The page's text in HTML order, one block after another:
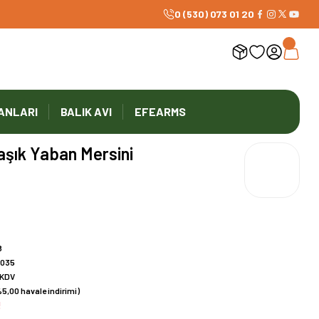
0 (530) 073 01 20
BALIK AVI EFEARMS
Yaban Mersini
havale indirimi)